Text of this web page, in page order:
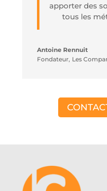
apporter des
tous les
Antoine Rennuit
Fondateur, Les